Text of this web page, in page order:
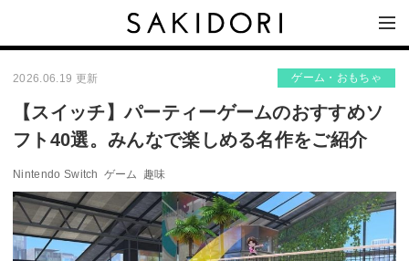
2026.06.19 更新 ゲーム・おもちゃ
【スイッチ】パーティーゲームのおすすめソ
フト40選。みんなで楽しめる名作をご紹介
Nintendo Switch ゲーム 趣味